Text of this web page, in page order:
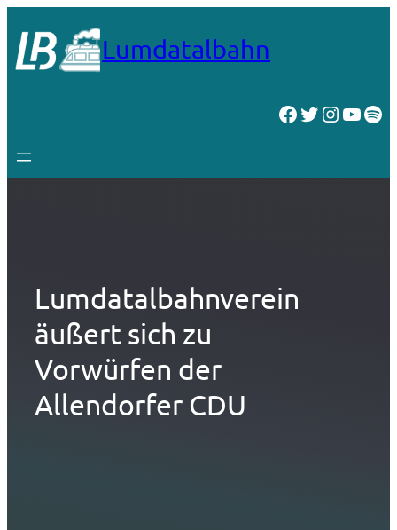
Inhalt
springen
Lumdatalbahn
Facebook
Twitter
Lumdatalbahnverein
äußert sich zu
Vorwürfen der
Allendorfer CDU